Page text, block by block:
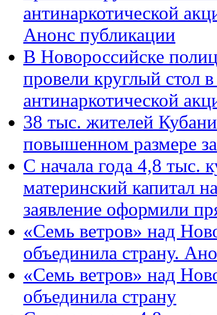
антинаркотической
Анонс публикации
В Новороссийске
провели круглый стол
антинаркотической
38 тыс. жителей
повышенном размере
С начала года 4,8 тыс.
материнский капитал
заявление оформили
«Семь ветров» над
объединила страну.
«Семь ветров» над
объединила страну